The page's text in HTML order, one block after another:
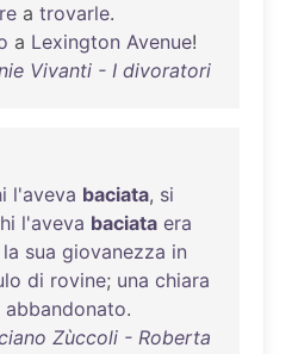
a trovarle.
a Lexington Avenue!
Vivanti - I divoratori
l'aveva baciata, si
l'aveva baciata era
la sua giovanezza in
di rovine; una chiara
abbandonato.
Zùccoli - Roberta